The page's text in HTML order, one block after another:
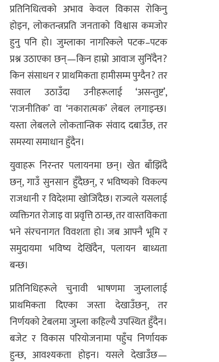
प्रतिनिधित्वको अभाव केवल विकास रोकिनु
होइन, लोकतन्त्रप्रति जनताको विश्वास कमजोर
हुनु पनि हो। जुम्लाका नागरिकले पटक–पटक
प्रश्न उठाएका छन्—किन हाम्रो आवाज सुनिँदैन?
किन संसाधन र प्राथमिकता हामीसम्म पुग्दैन? तर
सवाल उठाउँदा उनीहरूलाई ‘असन्तुष्ट’,
‘राजनीतिक’ वा ‘नकारात्मक’ लेबल लगाइन्छ।
यस्ता लेबलले लोकतान्त्रिक संवाद दबाउँछ, तर
समस्या समाधान हुँदैन।
युवाहरू निरन्तर पलायनमा छन्। खेत बाँझिँदै
छन्, गाउँ सुनसान हुँदैछन्, र भविष्यको विकल्प
राजधानी र विदेशमा खोजिँदैछ। राज्यले यसलाई
व्यक्तिगत रोजाइ वा प्रवृत्ति ठान्छ, तर वास्तविकता
भने संरचनागत विवशता हो। जब आफ्नै भूमि र
समुदायमा भविष्य देखिँदैन, पलायन बाध्यता
बन्छ।
प्रतिनिधिहरूले चुनावी भाषणमा जुम्लालाई
प्राथमिकता दिएका जस्ता देखाउँछन्, तर
निर्णयको टेबलमा जुम्ला कहिल्यै उपस्थित हुँदैन।
बजेट र विकास परियोजनामा पहुँच निर्णायक
हुन्छ, आवश्यकता होइन। यसले देखाउँछ—